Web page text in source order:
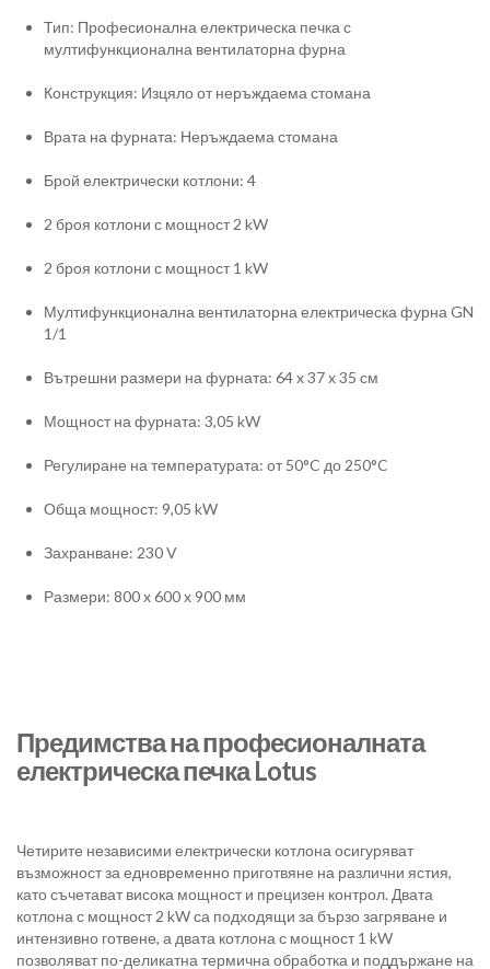
Тип: Професионална електрическа печка с
мултифункционална вентилаторна фурна
Конструкция: Изцяло от неръждаема стомана
Врата на фурната: Неръждаема стомана
Брой електрически котлони: 4
2 броя котлони с мощност 2 kW
2 броя котлони с мощност 1 kW
Мултифункционална вентилаторна електрическа фурна GN
1/1
Вътрешни размери на фурната: 64 x 37 x 35 см
Мощност на фурната: 3,05 kW
Регулиране на температурата: от 50°C до 250°C
Обща мощност: 9,05 kW
Захранване: 230 V
Размери: 800 x 600 x 900 мм
Предимства на професионалната
електрическа печка Lotus
Четирите независими електрически котлона осигуряват
възможност за едновременно приготвяне на различни ястия,
като съчетават висока мощност и прецизен контрол. Двата
котлона с мощност 2 kW са подходящи за бързо загряване и
интензивно готвене, а двата котлона с мощност 1 kW
позволяват по-деликатна термична обработка и поддържане на